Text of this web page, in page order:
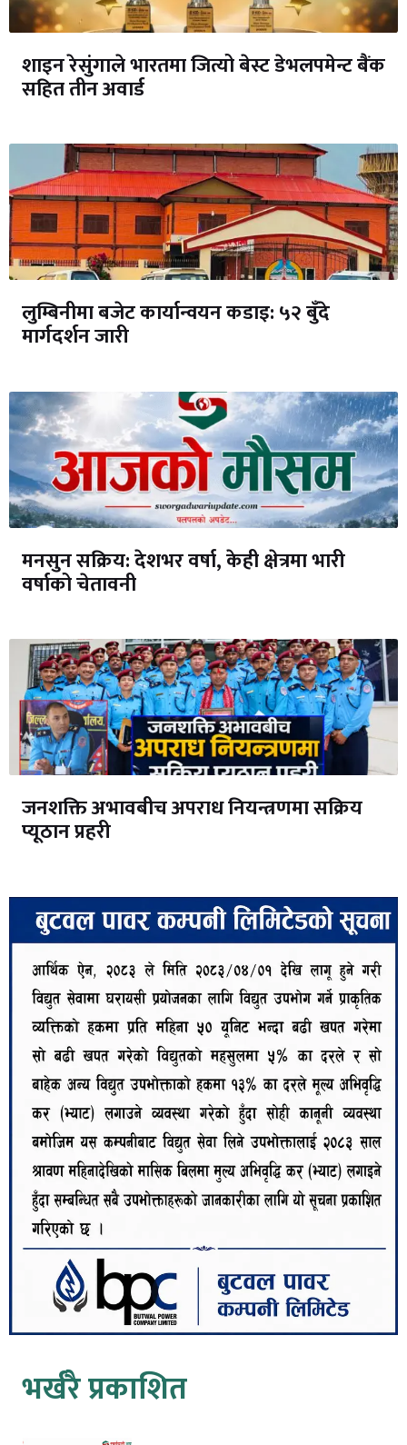
शाइन रेसुंगाले भारतमा जित्यो बेस्ट डेभलपमेन्ट बैंक
सहित तीन अवार्ड
लुम्बिनीमा बजेट कार्यान्वयन कडाइ: ५२ बुँदे
मार्गदर्शन जारी
मनसुन सक्रिय: देशभर वर्षा, केही क्षेत्रमा भारी
वर्षाको चेतावनी
जनशक्ति अभावबीच अपराध नियन्त्रणमा सक्रिय
प्यूठान प्रहरी
भर्खरै प्रकाशित